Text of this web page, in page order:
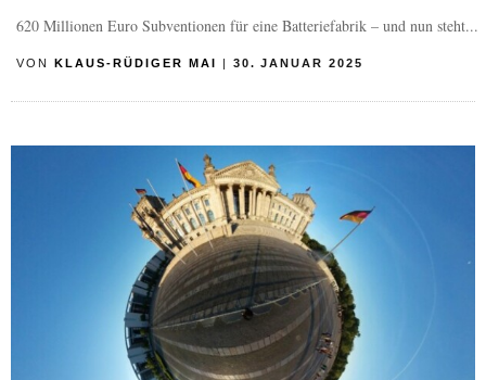
620 Millionen Euro Subventionen für eine Batteriefabrik – und nun steht...
VON KLAUS-RÜDIGER MAI | 30. JANUAR 2025